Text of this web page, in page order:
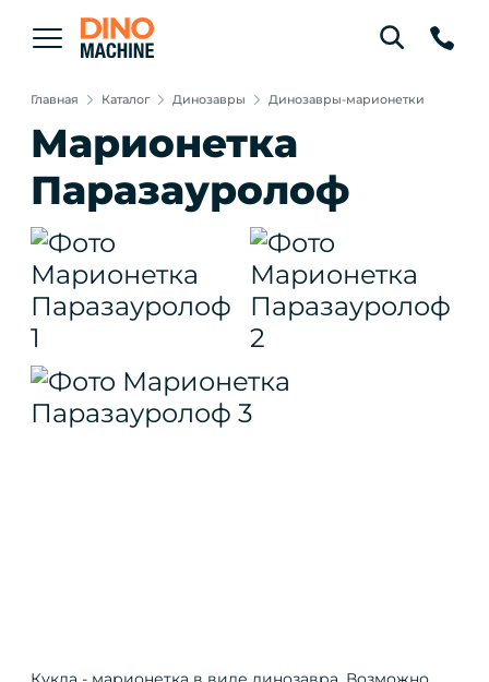
Главная Каталог Динозавры Динозавры-марионетки
Марионетка
Паразауролоф